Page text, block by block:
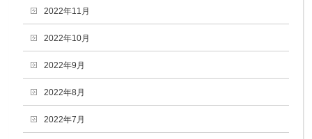
2022年11月
2022年10月
2022年9月
2022年8月
2022年7月